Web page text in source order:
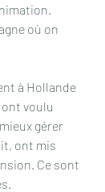
où on
à Hollande
voulu
gérer
ont mis
Ce sont